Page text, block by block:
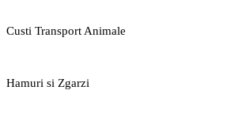
Custi Transport Animale
Hamuri si Zgarzi